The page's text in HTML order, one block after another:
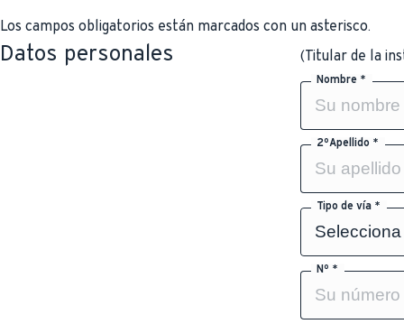
Los campos obligatorios están marcados con un asterisco.
Datos personales (Titular de la
Nombre *
2ºApellido *
Tipo de vía *
Nº *